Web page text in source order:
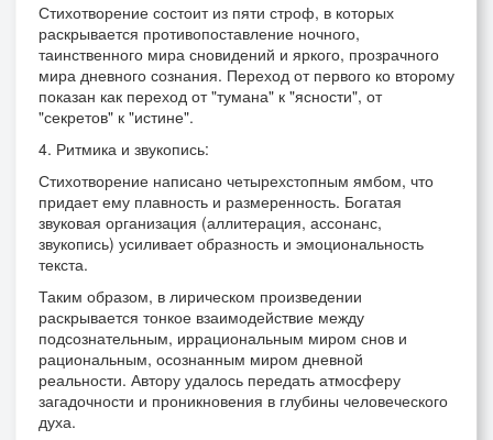
Стихотворение состоит из пяти строф, в которых
раскрывается противопоставление ночного,
таинственного мира сновидений и яркого, прозрачного
мира дневного сознания. Переход от первого ко второму
показан как переход от "тумана" к "ясности", от
"секретов" к "истине".
4. Ритмика и звукопись:
Стихотворение написано четырехстопным ямбом, что
придает ему плавность и размеренность. Богатая
звуковая организация (аллитерация, ассонанс,
звукопись) усиливает образность и эмоциональность
текста.
Таким образом, в лирическом произведении
раскрывается тонкое взаимодействие между
подсознательным, иррациональным миром снов и
рациональным, осознанным миром дневной
реальности. Автору удалось передать атмосферу
загадочности и проникновения в глубины человеческого
духа.